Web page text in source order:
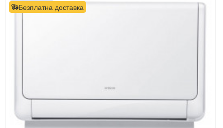
Безплатна доставка